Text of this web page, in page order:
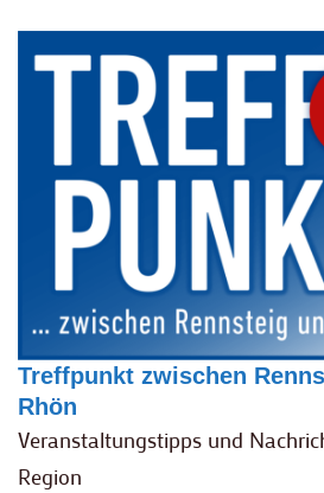
Treffpunkt zwischen
Rhön
Veranstaltungstipps und
Region